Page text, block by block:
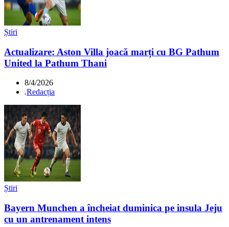
Știri
Actualizare: Aston Villa joacă marți cu BG Pathum
United la Pathum Thani
8/4/2026
.Redacția
Știri
Bayern Munchen a încheiat duminica pe insula Jeju
cu un antrenament intens